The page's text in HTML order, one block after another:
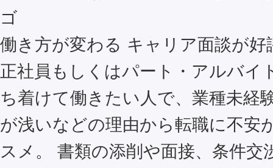
働き方が変わる キャリア面談が好
正社員もしくはパート・アルバイ
ち着けて働きたい人で、業種未経
が浅いなどの理由から転職に不安
スメ。 書類の添削や面接、条件交